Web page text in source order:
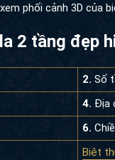
phối cảnh 3D của
2 tầng đẹp
2. Số
4. Địa
6.
Biệt